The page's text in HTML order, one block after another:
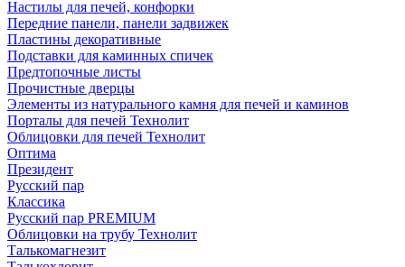
Настилы для печей, конфорки
Передние панели, панели задвижек
Пластины декоративные
Подставки для каминных спичек
Предтопочные листы
Прочистные дверцы
Элементы из натурального камня для печей и каминов
Порталы для печей Технолит
Облицовки для печей Технолит
Оптима
Президент
Русский пар
Классика
Русский пар PREMIUM
Облицовки на трубу Технолит
Талькомагнезит